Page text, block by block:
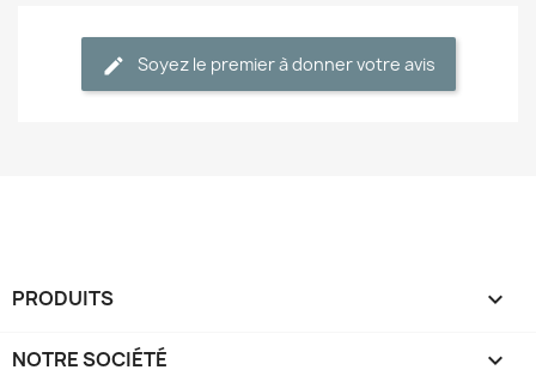
Soyez le premier à donner votre avis
PRODUITS 
NOTRE SOCIÉTÉ 